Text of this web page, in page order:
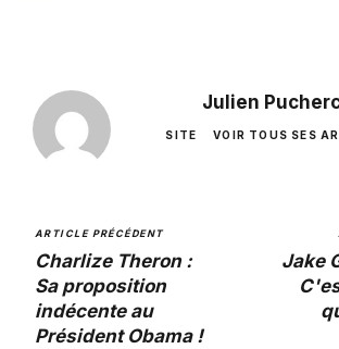
Julien
SITE VOIR TOUS SES
ARTICLE PRÉCÉDENT
Charlize Theron :
Sa proposition
indécente au
Président Obama !
Jake